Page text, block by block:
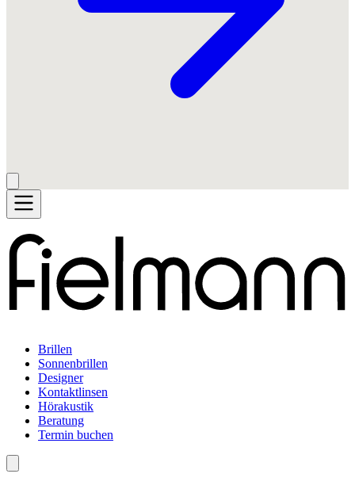
Brillen
Sonnenbrillen
Designer
Kontaktlinsen
Hörakustik
Beratung
Termin buchen